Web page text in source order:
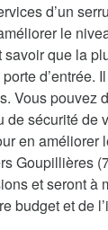
d’un
le
que la
d’entrée.
Vous pouvez
de sécurité de
en améliorer
Goupillières
et seront à
budget et de